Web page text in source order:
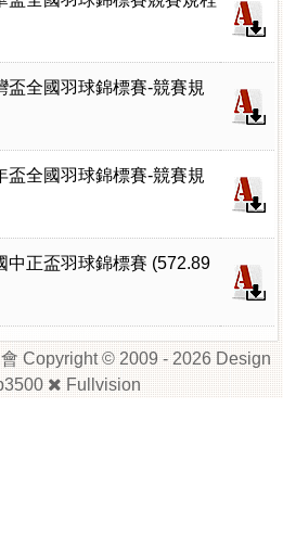
盃全國羽球錦標賽-競賽規
盃全國羽球錦標賽-競賽規
中正盃羽球錦標賽 (572.89
Copyright © 2009 - 2026 Design
Fullvision